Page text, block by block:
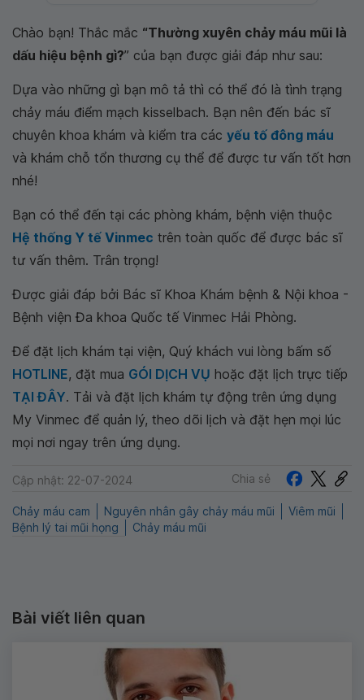
Chào bạn! Thắc mắc “Thường xuyên chảy máu mũi là
dấu hiệu bệnh gì?” của bạn được giải đáp như sau:
Dựa vào những gì bạn mô tả thì có thể đó là tình trạng
chảy máu điểm mạch kisselbach. Bạn nên đến bác sĩ
chuyên khoa khám và kiểm tra các yếu tố đông máu
và khám chỗ tổn thương cụ thể để được tư vấn tốt hơn
nhé!
Bạn có thể đến tại các phòng khám, bệnh viện thuộc
Hệ thống Y tế Vinmec trên toàn quốc để được bác sĩ
tư vấn thêm. Trân trọng!
Được giải đáp bởi Bác sĩ Khoa Khám bệnh & Nội khoa -
Bệnh viện Đa khoa Quốc tế Vinmec Hải Phòng.
Để đặt lịch khám tại viện, Quý khách vui lòng bấm số
HOTLINE, đặt mua GÓI DỊCH VỤ hoặc đặt lịch trực tiếp
TẠI ĐÂY. Tải và đặt lịch khám tự động trên ứng dụng
My Vinmec để quản lý, theo dõi lịch và đặt hẹn mọi lúc
mọi nơi ngay trên ứng dụng.
Cập nhật: 22-07-2024 Chia sẻ
Chảy máu cam Nguyên nhân gây chảy máu mũi
Viêm mũi
Bệnh lý tai mũi họng
Chảy máu mũi
Bài viết liên quan